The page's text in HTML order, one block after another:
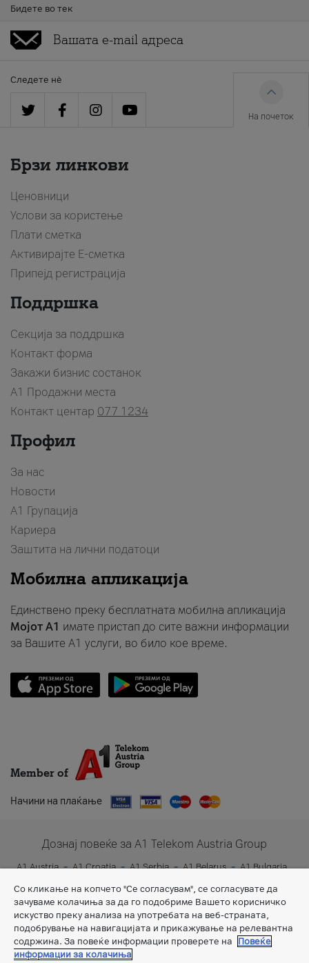
Бидете во тек
Следете нè
На почеток
Брзи линкови
Ценовници
Услови за користење
Плати сметка
Активирајте Е-сметка
Припејд регистрација
Поддршка
Секција за поддршка
Контакт форма
Закажи бизнис состанок
A1 Продажни места
Контакт центар 077 1234
Профил
За нас
Новости
А1 Групација
Кариера
Заштита на лични податоци
Мобилна апликација
Единствено преку бесплатната мобилна апликација
Мојот A1 имате пристап до сите важни информации
за Вашите A1 услуги, во било кое време.
Member of
Начини на плаќање
Дознај повеќе за A1 Telekom Austria Group
A1 Austria A1 Croatia A1 Serbia A1 Belarus
A1 Bulgaria
A1 Slovenia
A1 Digital
Со кликање на копчето "Се согласувам", се согласувате да
зачуваме колачиња за да го подобриме Вашето корисничко
искуство преку анализа на употребата на веб-страната,
подобрување на навигацијата и прикажување на релевантна
содржина. За повеќе информации проверете на
Повеќе
информации за колачиња